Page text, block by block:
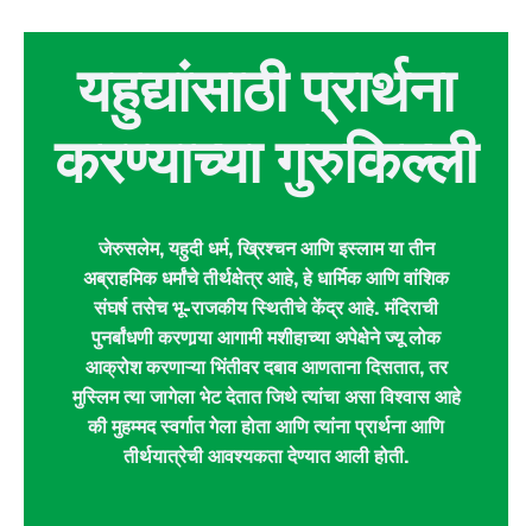
यहुद्यांसाठी प्रार्थना
करण्याच्या गुरुकिल्ली
जेरुसलेम, यहुदी धर्म, ख्रिश्चन आणि इस्लाम या तीन
अब्राहमिक धर्मांचे तीर्थक्षेत्र आहे, हे धार्मिक आणि वांशिक
संघर्ष तसेच भू-राजकीय स्थितीचे केंद्र आहे. मंदिराची
पुनर्बांधणी करणार्‍या आगामी मशीहाच्या अपेक्षेने ज्यू लोक
आक्रोश करणाऱ्या भिंतीवर दबाव आणताना दिसतात, तर
मुस्लिम त्या जागेला भेट देतात जिथे त्यांचा असा विश्वास आहे
की मुहम्मद स्वर्गात गेला होता आणि त्यांना प्रार्थना आणि
तीर्थयात्रेची आवश्यकता देण्यात आली होती.